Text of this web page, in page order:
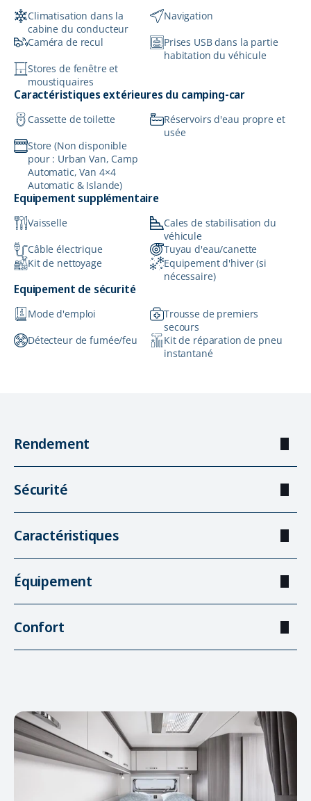
Climatisation dans la
cabine du conducteur
Navigation
Caméra de recul
Prises USB dans la partie
habitation du véhicule
Stores de fenêtre et
moustiquaires
Caractéristiques extérieures du camping-car
Cassette de toilette
Réservoirs d'eau propre et
usée
Store (Non disponible
pour : Urban Van, Camp
Automatic, Van 4×4
Automatic & Islande)
Equipement supplémentaire
Vaisselle
Cales de stabilisation du
véhicule
Câble électrique
Tuyau d'eau/canette
Kit de nettoyage
Equipement d'hiver (si
nécessaire)
Equipement de sécurité
Mode d'emploi
Trousse de premiers
secours
Détecteur de fumée/feu
Kit de réparation de pneu
instantané
Rendement
Sécurité
Caractéristiques
Équipement
Confort